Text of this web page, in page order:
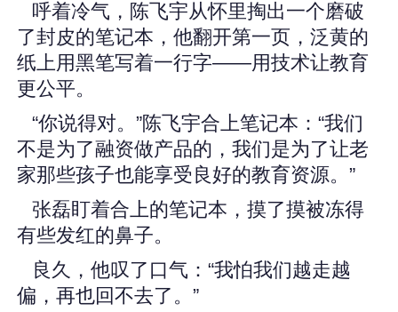
呼着冷气，陈飞宇从怀里掏出一个磨破
了封皮的笔记本，他翻开第一页，泛黄的
纸上用黑笔写着一行字——用技术让教育
更公平。
“你说得对。”陈飞宇合上笔记本：“我们
不是为了融资做产品的，我们是为了让老
家那些孩子也能享受良好的教育资源。”
张磊盯着合上的笔记本，摸了摸被冻得
有些发红的鼻子。
良久，他叹了口气：“我怕我们越走越
偏，再也回不去了。”